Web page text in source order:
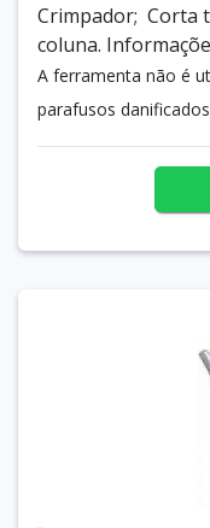
Crimpador; Corta
coluna.
A ferramenta não é
parafusos